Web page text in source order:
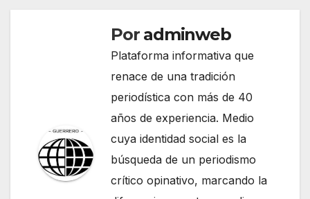
Por adminweb
Plataforma informativa que
renace de una tradición
periodística con más de 40
años de experiencia. Medio
cuya identidad social es la
búsqueda de un periodismo
crítico opinativo, marcando la